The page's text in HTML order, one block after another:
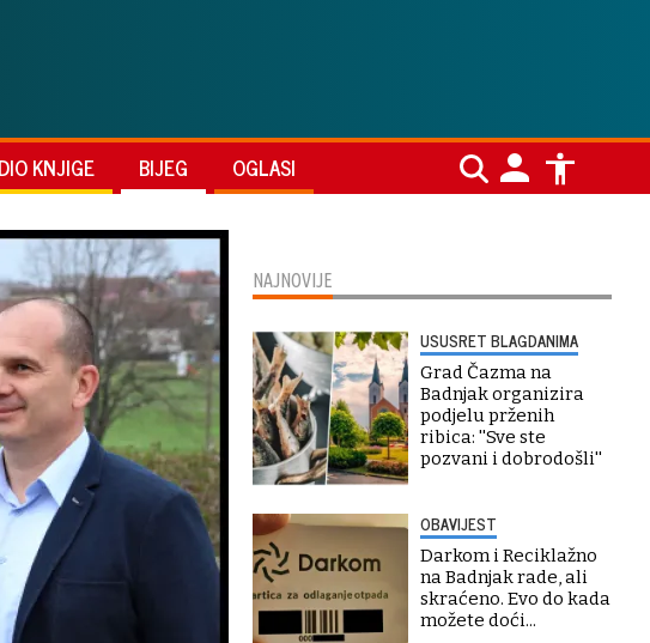
KNJIGE BIJEG OGLASI
NAJNOVIJE
USUSRET BLAGDANIMA
Grad Čazma na
Badnjak organizira
podjelu prženih
ribica: ''Sve ste
pozvani i dobrodošli''
OBAVIJEST
Darkom i Reciklažno
na Badnjak rade, ali
skraćeno. Evo do kada
možete doći...